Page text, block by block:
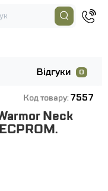
Відгуки 0
Код товару:7557
Neck